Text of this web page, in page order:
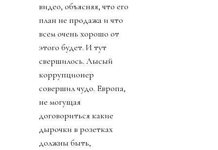
видео, объясняя, что его
план не продажа и что
всем очень хорошо от
этого будет. И тут
свершилось. Лысый
коррупционер
совершил чудо. Европа,
не могущая
договориться какие
дырочки в розетках
должны быть,